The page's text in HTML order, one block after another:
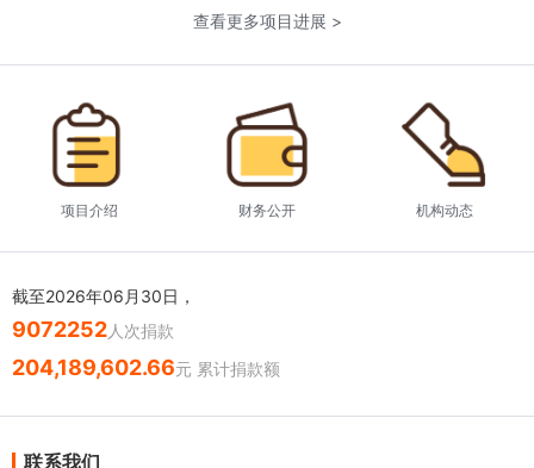
查看更多项目进展 >
项目介绍 财务公开 机构动态
截至2026年06月30日，
9072252人次捐款
204,189,602.66元 累计捐款额
联系我们